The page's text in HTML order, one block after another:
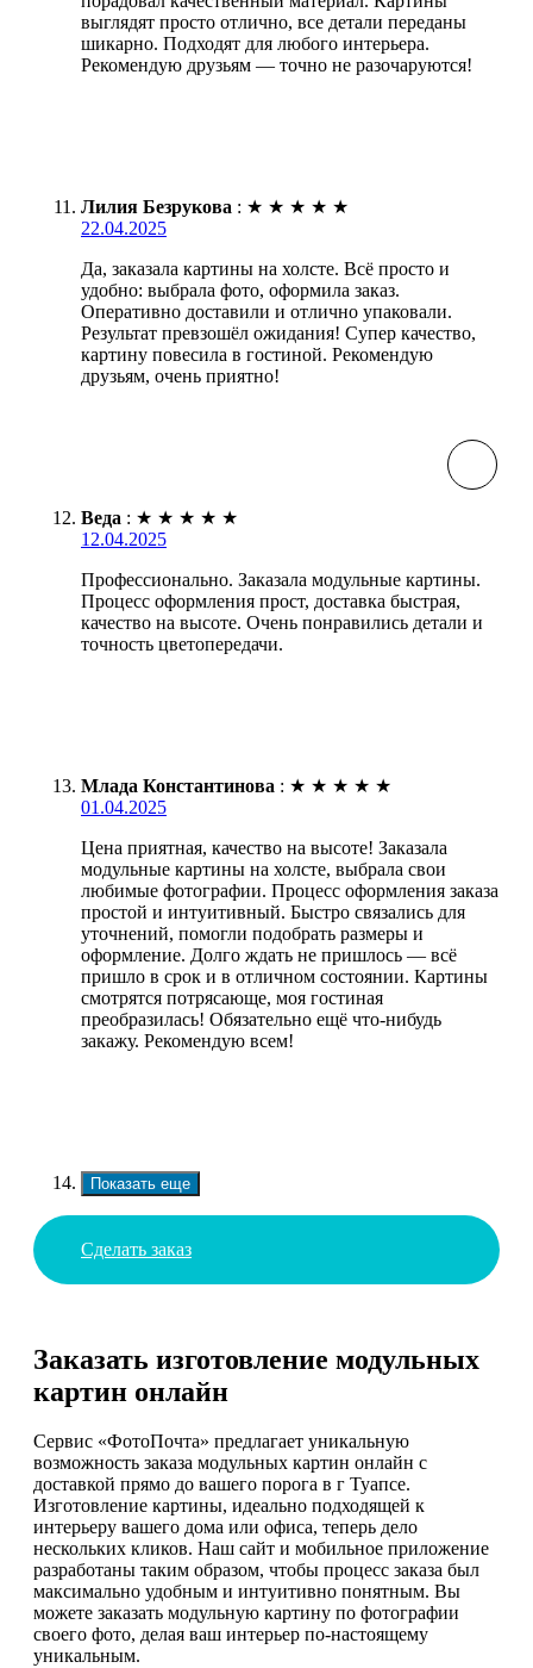
выглядят просто отлично, все детали переданы
шикарно. Подходят для любого интерьера.
Рекомендую друзьям — точно не разочаруются!
Лилия Безрукова : ★ ★ ★ ★ ★
22.04.2025
Да, заказала картины на холсте. Всё просто и
удобно: выбрала фото, оформила заказ.
Оперативно доставили и отлично упаковали.
Результат превзошёл ожидания! Супер качество,
картину повесила в гостиной. Рекомендую
друзьям, очень приятно!
Веда : ★ ★ ★ ★ ★
12.04.2025
Профессионально. Заказала модульные картины.
Процесс оформления прост, доставка быстрая,
качество на высоте. Очень понравились детали и
точность цветопередачи.
Млада Константинова : ★ ★ ★ ★ ★
01.04.2025
Цена приятная, качество на высоте! Заказала
модульные картины на холсте, выбрала свои
любимые фотографии. Процесс оформления заказа
простой и интуитивный. Быстро связались для
уточнений, помогли подобрать размеры и
оформление. Долго ждать не пришлось — всё
пришло в срок и в отличном состоянии. Картины
смотрятся потрясающе, моя гостиная
преобразилась! Обязательно ещё что-нибудь
закажу. Рекомендую всем!
Показать еще
Сделать заказ
Заказать изготовление модульных
картин онлайн
Сервис «ФотоПочта» предлагает уникальную
возможность заказа модульных картин онлайн с
доставкой прямо до вашего порога в г Туапсе.
Изготовление картины, идеально подходящей к
интерьеру вашего дома или офиса, теперь дело
нескольких кликов. Наш сайт и мобильное приложение
разработаны таким образом, чтобы процесс заказа был
максимально удобным и интуитивно понятным. Вы
можете заказать модульную картину по фотографии
своего фото, делая ваш интерьер по-настоящему
уникальным.